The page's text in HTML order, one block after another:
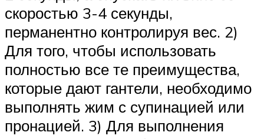
скоростью 3-4 секунды,
перманентно контролируя вес. 2)
Для того, чтобы использовать
полностью все те преимущества,
которые дают гантели, необходимо
выполнять жим с супинацией или
пронацией. 3) Для выполнения